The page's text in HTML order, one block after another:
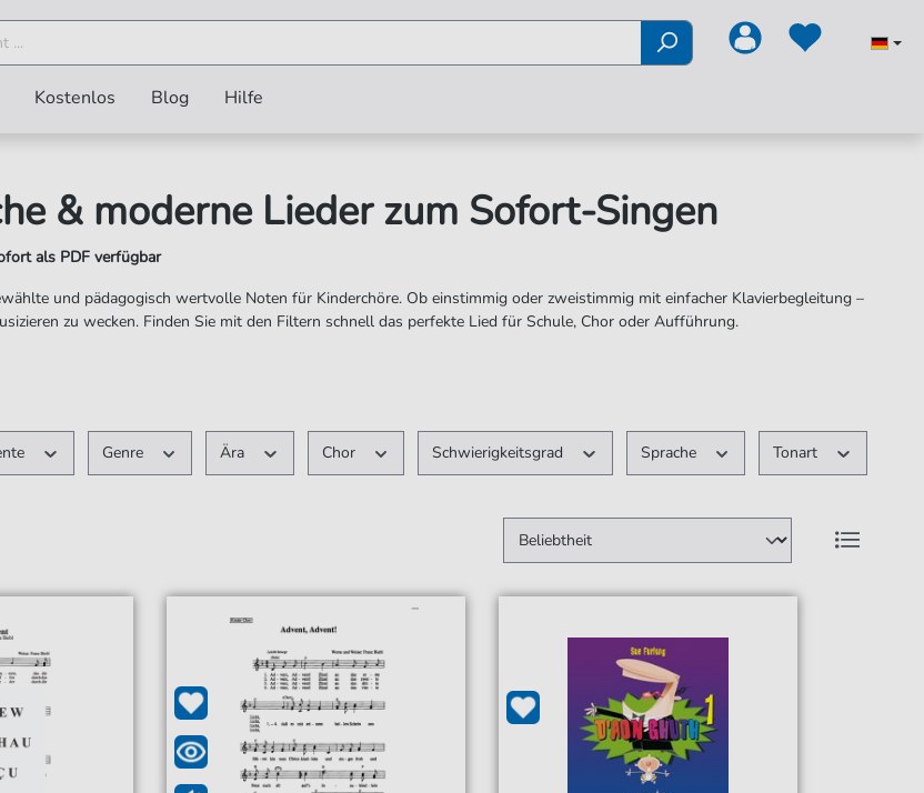
Kostenlos Blog Hilfe
& moderne Lieder zum Sofort-Singen
als PDF verfügbar
und pädagogisch wertvolle Noten für Kinderchöre. Ob einstimmig oder zweistimmig mit einfacher Klavierbegleitung –
zu wecken. Finden Sie mit den Filtern schnell das perfekte Lied für Schule, Chor oder Aufführung.
Genre Ära Chor Schwierigkeitsgrad Sprache Tonart